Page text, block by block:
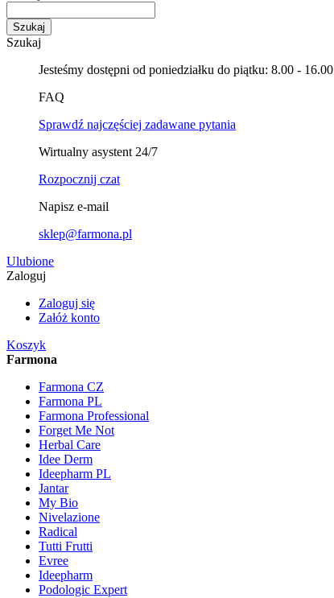
Szukaj
Szukaj
Jesteśmy dostępni od poniedziałku do piątku: 8.00 - 16.00
FAQ
Sprawdź najczęściej zadawane pytania
Wirtualny asystent 24/7
Rozpocznij czat
Napisz e-mail
sklep@farmona.pl
Ulubione
Zaloguj
Zaloguj się
Załóż konto
Koszyk
Farmona
Farmona CZ
Farmona PL
Farmona Professional
Forget Me Not
Herbal Care
Idee Derm
Ideepharm PL
Jantar
My Bio
Nivelazione
Radical
Tutti Frutti
Evree
Ideepharm
Podologic Expert